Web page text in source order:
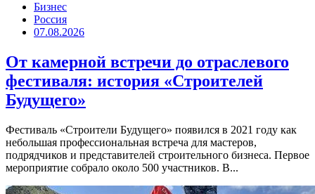
Бизнес
Россия
07.08.2026
От камерной встречи до отраслевого
фестиваля: история «Строителей
Будущего»
Фестиваль «Строители Будущего» появился в 2021 году как
небольшая профессиональная встреча для мастеров,
подрядчиков и представителей строительного бизнеса. Первое
мероприятие собрало около 500 участников. В...